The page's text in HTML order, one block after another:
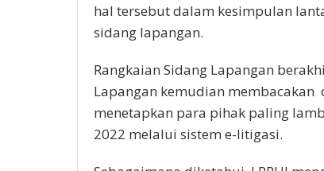
hal tersebut dalam kesimpulan
sidang lapangan.
Rangkaian Sidang Lapangan
Lapangan kemudian membacakan
menetapkan para pihak paling
2022 melalui sistem e-litigasi.